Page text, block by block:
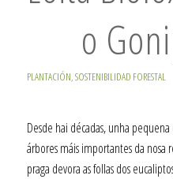
o
PLANTACIÓN,SOSTENIBILIDAD FORESTAL
Desde hai décadas, unha
árbores máis importantes da nosa
praga devora as follas dos